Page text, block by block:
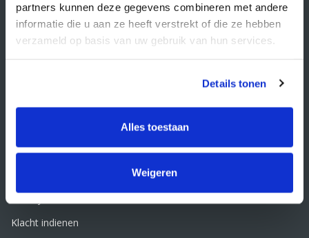
partners kunnen deze gegevens combineren met andere
informatie die u aan ze heeft verstrekt of die ze hebben
verzameld op basis van uw gebruik van hun services.
Details tonen
Alles toestaan
Weigeren
KvK nummer: 66384737
Retourbeleid
Klacht indienen